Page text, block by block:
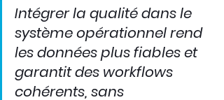
Intégrer la qualité dans le
système opérationnel rend
les données plus fiables et
garantit des workflows
cohérents, sans